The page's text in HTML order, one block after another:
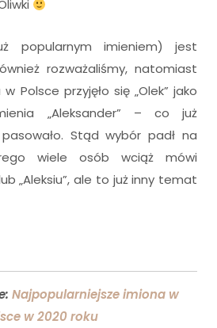
popularnym imieniem) jest
rozważaliśmy, natomiast
Polsce przyjęło się „Olek” jako
„Aleksander” – co już
Stąd wybór padł na
wiele osób wciąż mówi
lub „Aleksiu”, ale to już inny temat
Najpopularniejsze imiona w
w 2020 roku